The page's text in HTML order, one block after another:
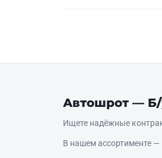
Автошрот — Б/
Ищете надёжные
В нашем ассортименте